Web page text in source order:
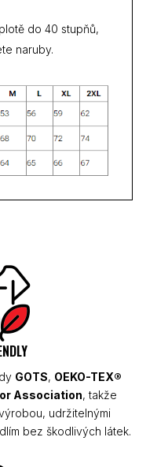
do 40 stupňů,
naruby.
GOTS, OEKO-TEX®
Association, takže
udržitelnými
bez škodlivých látek.